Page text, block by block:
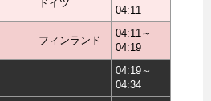
ドイツ
04:11
フィンランド
04:11～
04:19
04:19～
04:34